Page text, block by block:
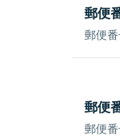
郵便
郵便
郵便
郵便